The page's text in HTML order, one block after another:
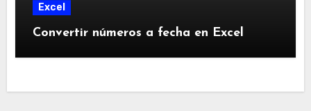
Excel
Convertir números a fecha en Excel